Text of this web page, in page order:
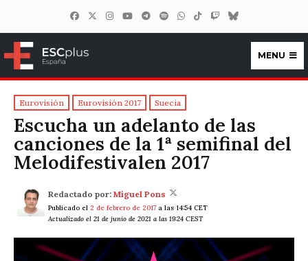
ESCplus España
MENU
Eurovisión Eurovisión 2017 Suecia
Escucha un adelanto de las
canciones de la 1ª semifinal del
Melodifestivalen 2017
Redactado por: Miguel Pons
Publicado el 2 de febrero de 2017 a las 14:54 CET
Actualizado el 21 de junio de 2021 a las 19:24 CEST